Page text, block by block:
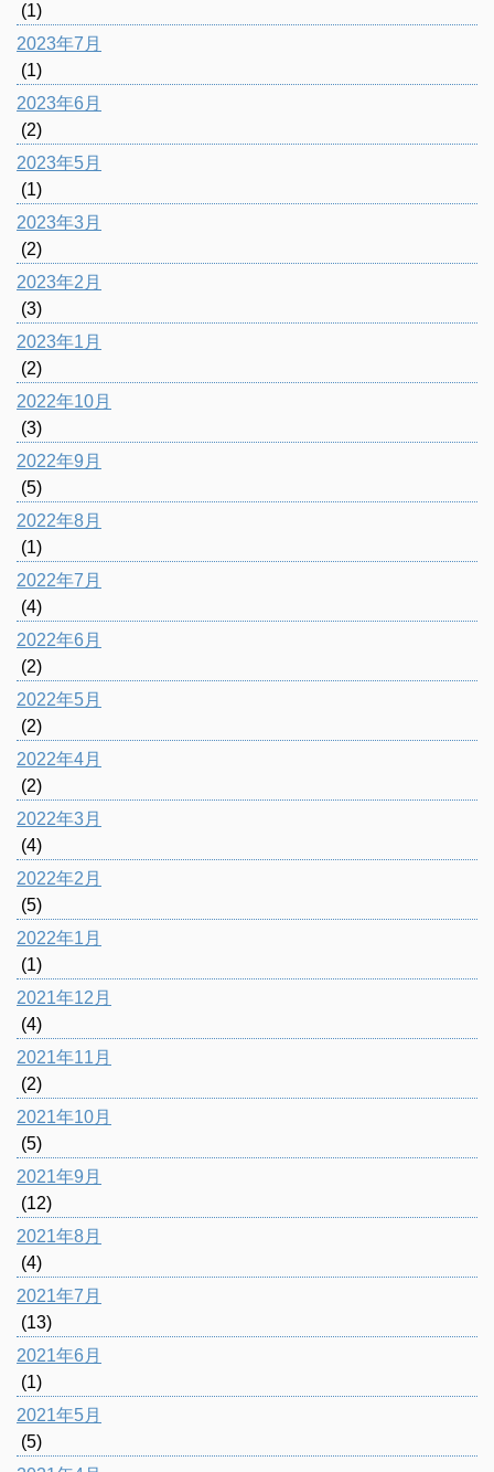
(1)
2023年7月
(1)
2023年6月
(2)
2023年5月
(1)
2023年3月
(2)
2023年2月
(3)
2023年1月
(2)
2022年10月
(3)
2022年9月
(5)
2022年8月
(1)
2022年7月
(4)
2022年6月
(2)
2022年5月
(2)
2022年4月
(2)
2022年3月
(4)
2022年2月
(5)
2022年1月
(1)
2021年12月
(4)
2021年11月
(2)
2021年10月
(5)
2021年9月
(12)
2021年8月
(4)
2021年7月
(13)
2021年6月
(1)
2021年5月
(5)